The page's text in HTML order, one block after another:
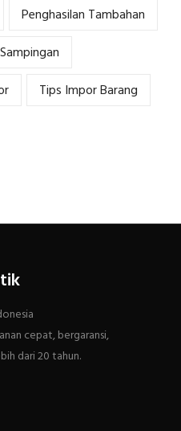
Penghasilan Tambahan
Sampingan
Tips Impor Barang
cepat, bergaransi,
dari 20 tahun.